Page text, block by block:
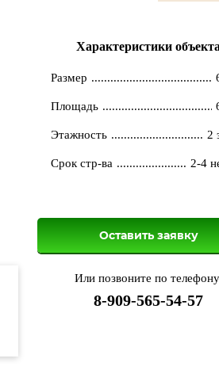
Характеристики объекта
Размер
Площадь
Этажность 2
Срок стр-ва 2-4
Оставить заявку
Или позвоните по
8-909-565-54-57